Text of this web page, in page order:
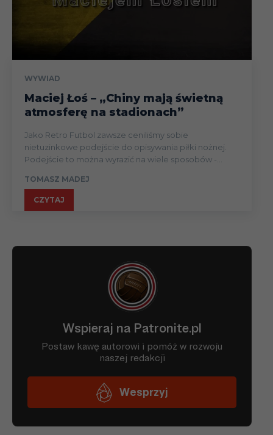
WYWIAD
Maciej Łoś – „Chiny mają świetną
atmosferę na stadionach”
Jako Retro Futbol zawsze ceniliśmy sobie
nietuzinkowe podejście do opisywania piłki nożnej.
Podejście to można wyrazić na wiele sposobów -...
TOMASZ MADEJ
CZYTAJ